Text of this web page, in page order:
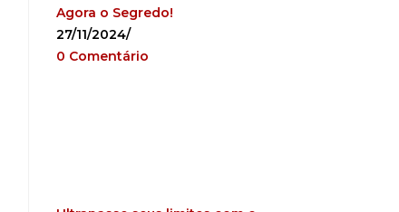
Agora o Segredo!
27/11/2024/
0 Comentário